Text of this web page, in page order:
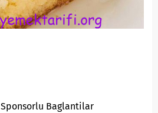
Sponsorlu Baglantilar